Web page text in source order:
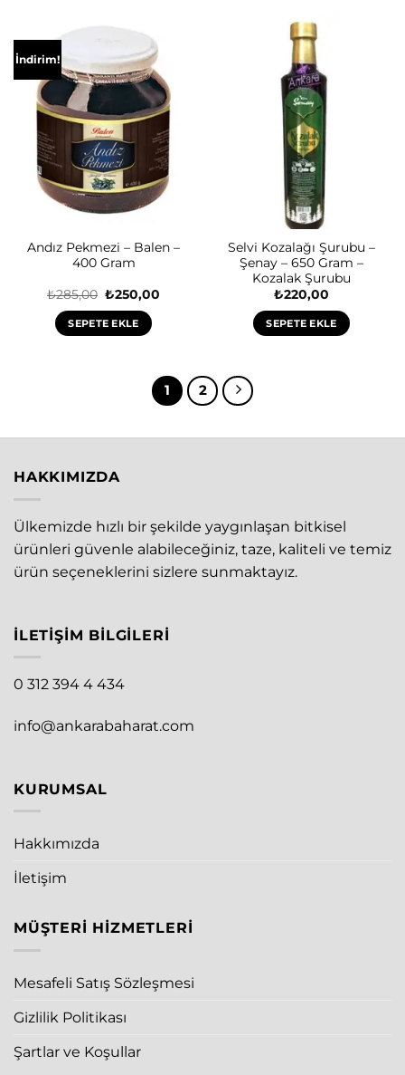
İndirim!
Andız Pekmezi – Balen –
400 Gram
₺285,00 Orijinal
₺285,00.
₺250,00
SEPETE EKLE
Selvi Kozalağı Şurubu –
Şenay – 650 Gram –
Kozalak Şurubu
₺220,00
SEPETE EKLE
1 2
HAKKIMIZDA
Ülkemizde hızlı bir şekilde yaygınlaşan bitkisel
ürünleri güvenle alabileceğiniz, taze, kaliteli ve temiz
ürün seçeneklerini sizlere sunmaktayız.
İLETIŞIM BILGILERI
0 312 394 4 434
info@ankarabaharat.com
KURUMSAL
Hakkımızda
İletişim
MÜŞTERI HIZMETLERI
Mesafeli Satış Sözleşmesi
Gizlilik Politikası
Şartlar ve Koşullar